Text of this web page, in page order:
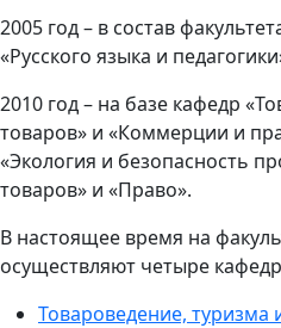
2005 год – в состав
«Русского языка и
2010 год – на базе кафедр
товаров» и «Коммерции и
«Экология и безопасность
товаров» и «Право».
В настоящее время на
осуществляют четыре
Товароведение, туризма